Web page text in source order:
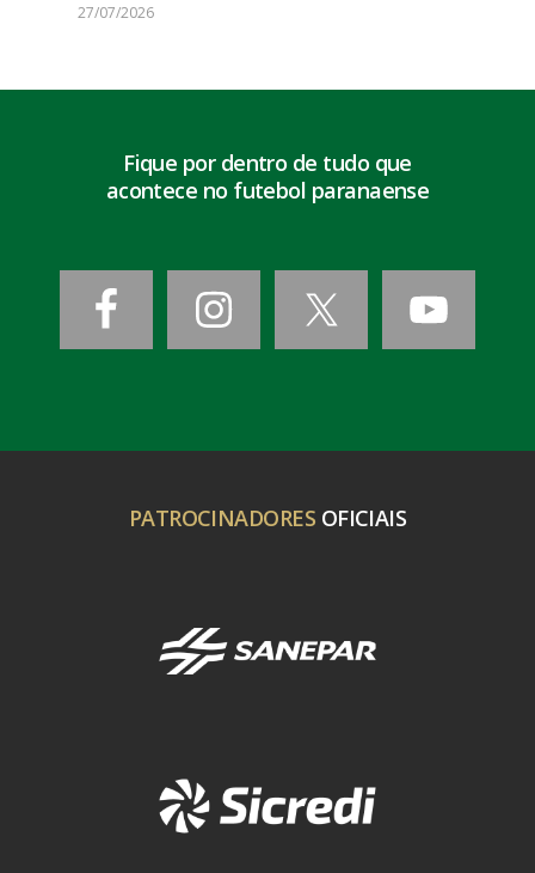
27/07/2026
Fique por dentro de tudo que
acontece no futebol paranaense
PATROCINADORES OFICIAIS